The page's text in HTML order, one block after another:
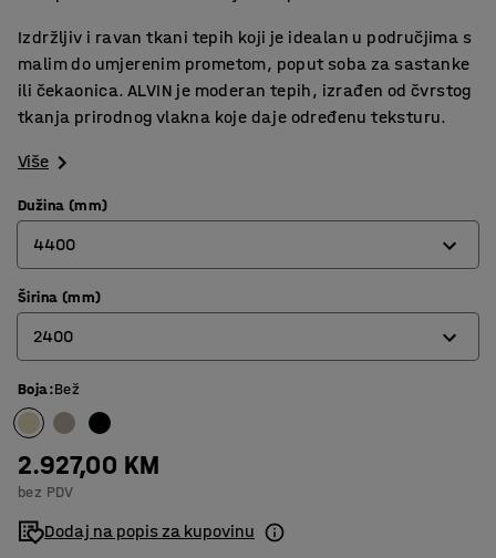
Izdržljiv i ravan tkani tepih koji je idealan u područjima s
malim do umjerenim prometom, poput soba za sastanke
ili čekaonica. ALVIN je moderan tepih, izrađen od čvrstog
tkanja prirodnog vlakna koje daje određenu teksturu.
Više
Dužina (mm)
4400
3000
3600
4400
Širina (mm)
2400
2000
2400
Boja:Bež
2.927,00 KM
bez PDV
Dodaj na popis za kupovinu